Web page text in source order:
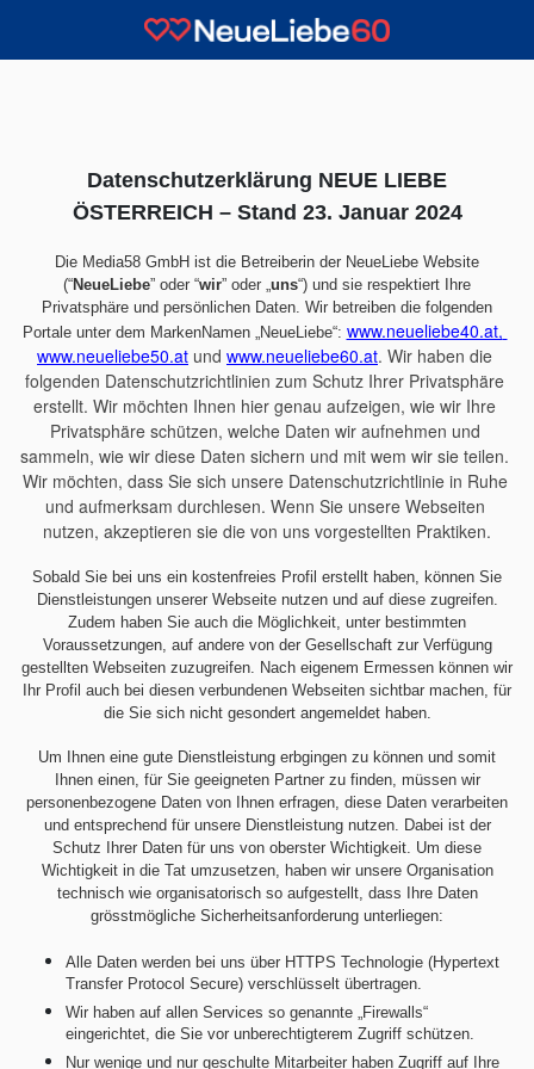
Datenschutzerklärung NEUE LIEBE
ÖSTERREICH – Stand 23. Januar 2024
Die Media58 GmbH ist die Betreiberin der NeueLiebe Website
(“NeueLiebe” oder “wir” oder „uns“) und sie respektiert Ihre
Privatsphäre und persönlichen Daten. Wir betreiben die folgenden
Portale unter dem MarkenNamen „NeueLiebe“:
www.neueliebe50.at und www.neueliebe60.at. Wir haben die
folgenden Datenschutzrichtlinien zum Schutz Ihrer Privatsphäre
erstellt. Wir möchten Ihnen hier genau aufzeigen, wie wir Ihre
Privatsphäre schützen, welche Daten wir aufnehmen und
sammeln, wie wir diese Daten sichern und mit wem wir sie teilen.
Wir möchten, dass Sie sich unsere Datenschutzrichtlinie in Ruhe
und aufmerksam durchlesen. Wenn Sie unsere Webseiten
nutzen, akzeptieren sie die von uns vorgestellten Praktiken.
Sobald Sie bei uns ein kostenfreies Profil erstellt haben, können Sie
Dienstleistungen unserer Webseite nutzen und auf diese zugreifen.
Zudem haben Sie auch die Möglichkeit, unter bestimmten
Voraussetzungen, auf andere von der Gesellschaft zur Verfügung
gestellten Webseiten zuzugreifen. Nach eigenem Ermessen können wir
Ihr Profil auch bei diesen verbundenen Webseiten sichtbar machen, für
die Sie sich nicht gesondert angemeldet haben.
Um Ihnen eine gute Dienstleistung erbgingen zu können und somit
Ihnen einen, für Sie geeigneten Partner zu finden, müssen wir
personenbezogene Daten von Ihnen erfragen, diese Daten verarbeiten
und entsprechend für unsere Dienstleistung nutzen. Dabei ist der
Schutz Ihrer Daten für uns von oberster Wichtigkeit. Um diese
Wichtigkeit in die Tat umzusetzen, haben wir unsere Organisation
technisch wie organisatorisch so aufgestellt, dass Ihre Daten
grösstmögliche Sicherheitsanforderung unterliegen:
Alle Daten werden bei uns über HTTPS Technologie (Hypertext
Transfer Protocol Secure) verschlüsselt übertragen.
Wir haben auf allen Services so genannte „Firewalls“
eingerichtet, die Sie vor unberechtigterem Zugriff schützen.
Nur wenige und nur geschulte Mitarbeiter haben Zugriff auf Ihre